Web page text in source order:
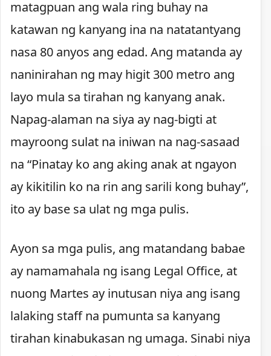
matagpuan ang wala ring buhay na
katawan ng kanyang ina na natatantyang
nasa 80 anyos ang edad. Ang matanda ay
naninirahan ng may higit 300 metro ang
layo mula sa tirahan ng kanyang anak.
Napag-alaman na siya ay nag-bigti at
mayroong sulat na iniwan na nag-sasaad
na “Pinatay ko ang aking anak at ngayon
ay kikitilin ko na rin ang sarili kong buhay”,
ito ay base sa ulat ng mga pulis.
Ayon sa mga pulis, ang matandang babae
ay namamahala ng isang Legal Office, at
nuong Martes ay inutusan niya ang isang
lalaking staff na pumunta sa kanyang
tirahan kinabukasan ng umaga. Sinabi niya